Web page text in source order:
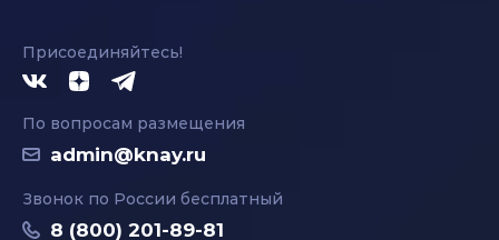
Присоединяйтесь!
По вопросам размещения
admin@knay.ru
Звонок по России бесплатный
8 (800) 201-89-81